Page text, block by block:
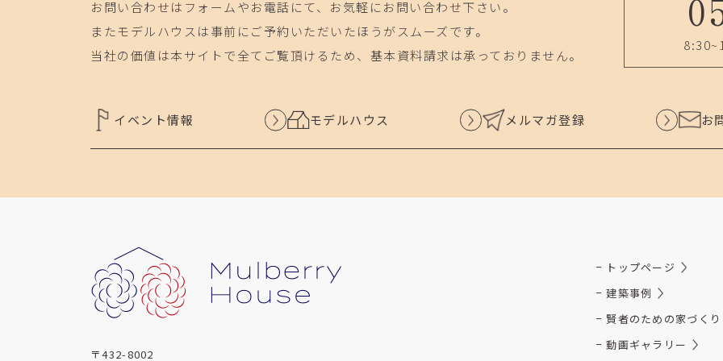
お問い合わせはフォームやお電話にて、お気軽にお問い合わせ下さい。
またモデルハウスは事前にご予約いただいたほうがスムーズです。
当社の価値は本サイトで全てご覧頂けるため、基本資料請求は承っておりません。
イベント情報 モデルハウス メルマガ登録 お
〒432-8002
トップページ
建築事例
賢者のための家づく
動画ギャラリー